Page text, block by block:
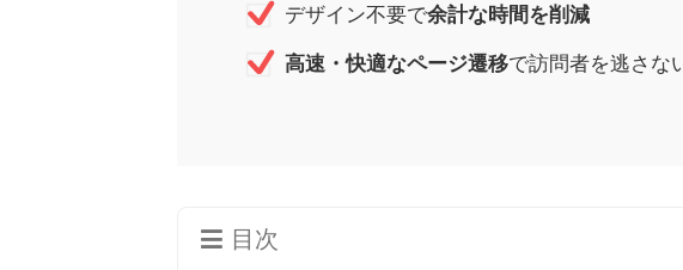
デザイン不要で余計な時間を削減
高速・快適なページ遷移で訪問者を逃さな
目次